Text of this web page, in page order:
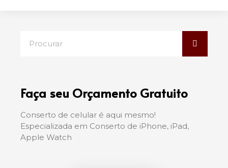
Faça seu Orçamento Gratuito
Conserto de celular é aqui mesmo!
Especializada em Conserto de iPhone, iPad,
Apple Watch